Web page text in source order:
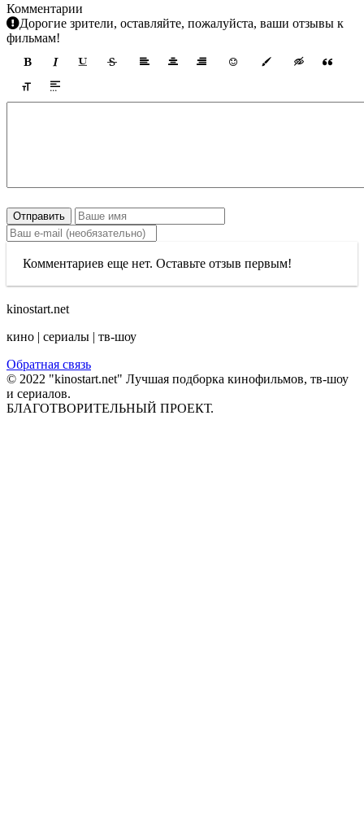
Комментарии
Дорогие зрители, оставляйте, пожалуйста, ваши отзывы к
фильмам!
Отправить
Комментариев еще нет. Оставьте отзыв первым!
kinostart.net
кино | сериалы | тв-шоу
Обратная связь
© 2022 "kinostart.net" Лучшая подборка кинофильмов, тв-шоу
и сериалов.
БЛАГОТВОРИТЕЛЬНЫЙ ПРОЕКТ.